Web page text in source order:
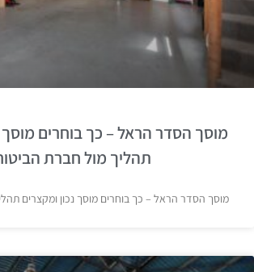
מוסך הסדר הראל – כך בוחרים מוסך
תהליך מול חברת
מוסך הסדר הראל – כך בוחרים מוסך נכון ומקצרים